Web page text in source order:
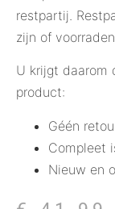
restpartij.
zijn of
U krijgt daarom
product:
Géén
Compleet
Nieuw en